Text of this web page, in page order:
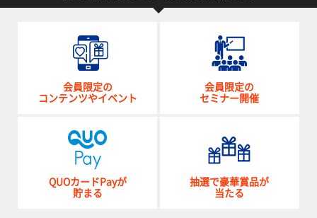
会員限定の
コンテンツやイベント
会員限定の
セミナー開催
QUOカードPayが
貯まる
抽選で豪華賞品が
当たる